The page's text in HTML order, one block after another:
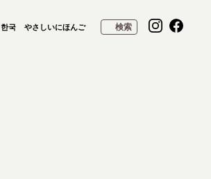
한국 やさしいにほんご 検索